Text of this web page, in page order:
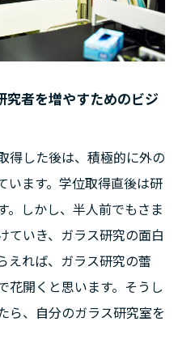
究者を増やすためのビジ
得した後は、積極的に外の
います。学位取得直後は研
。しかし、半人前でもさま
ていき、ガラス研究の面白
えれば、ガラス研究の蕾
花開くと思います。そうし
ら、自分のガラス研究室を